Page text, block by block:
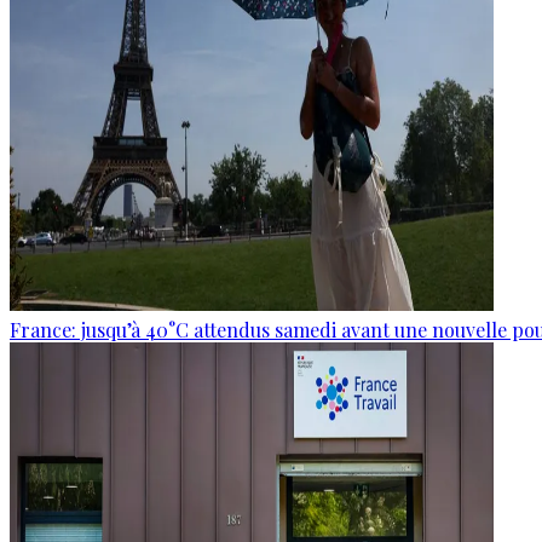
France: jusqu’à 40°C attendus samedi avant une nouvelle